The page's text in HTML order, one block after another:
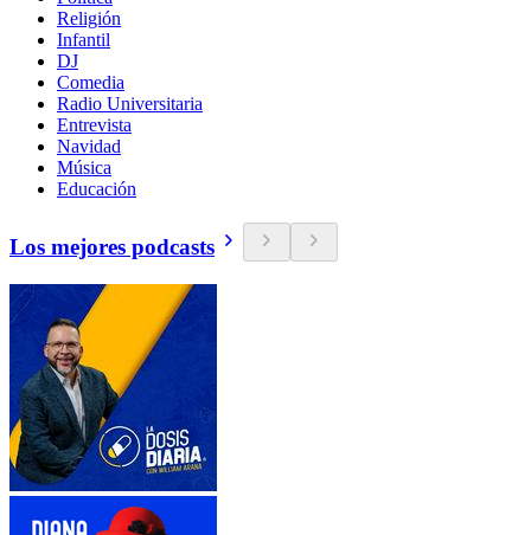
Religión
Infantil
DJ
Comedia
Radio Universitaria
Entrevista
Navidad
Música
Educación
Los mejores podcasts